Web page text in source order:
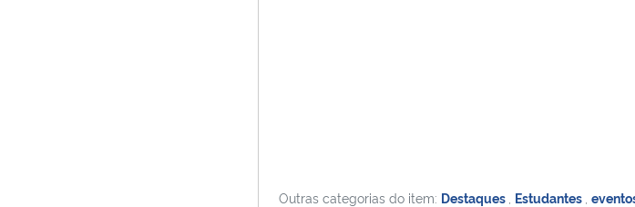
Outras categorias do item: Destaques Estudantes